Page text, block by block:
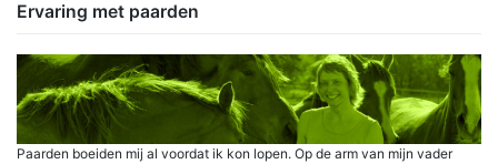
Ervaring met paarden
Paarden boeiden mij al voordat ik kon lopen. Op de arm van mijn vader